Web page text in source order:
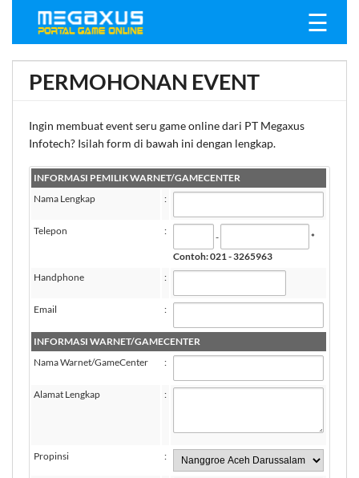
☰
PERMOHONAN EVENT
Ingin membuat event seru game online dari PT Megaxus
Infotech? Isilah form di bawah ini dengan lengkap.
INFORMASI PEMILIK WARNET/GAMECENTER
Nama Lengkap
:
Telepon : -
*
Contoh: 021 - 3265963
Handphone
:
Email :
INFORMASI WARNET/GAMECENTER
Nama Warnet/GameCenter
:
Alamat Lengkap :
Propinsi :